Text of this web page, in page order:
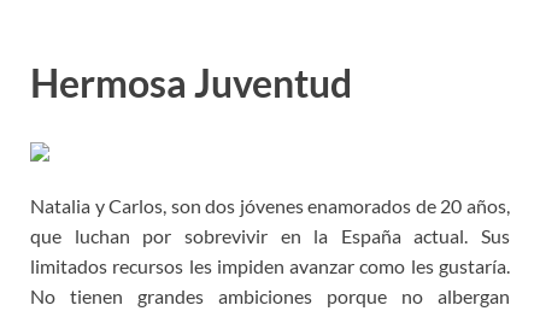
Hermosa Juventud
Natalia y Carlos, son dos jóvenes enamorados de 20 años,
que luchan por sobrevivir en la España actual. Sus
limitados recursos les impiden avanzar como les gustaría.
No tienen grandes ambiciones porque no albergan